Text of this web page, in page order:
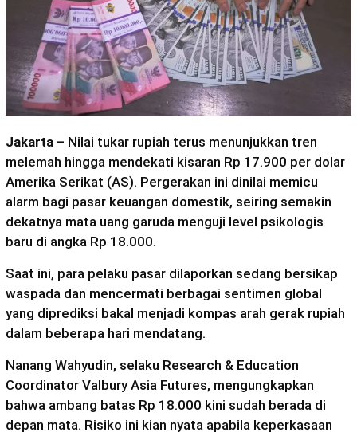
Jakarta – Nilai tukar rupiah terus menunjukkan tren
melemah hingga mendekati kisaran Rp 17.900 per dolar
Amerika Serikat (AS). Pergerakan ini dinilai memicu
alarm bagi pasar keuangan domestik, seiring semakin
dekatnya mata uang garuda menguji level psikologis
baru di angka Rp 18.000.
Saat ini, para pelaku pasar dilaporkan sedang bersikap
waspada dan mencermati berbagai sentimen global
yang diprediksi bakal menjadi kompas arah gerak rupiah
dalam beberapa hari mendatang.
Nanang Wahyudin, selaku Research & Education
Coordinator Valbury Asia Futures, mengungkapkan
bahwa ambang batas Rp 18.000 kini sudah berada di
depan mata. Risiko ini kian nyata apabila keperkasaan